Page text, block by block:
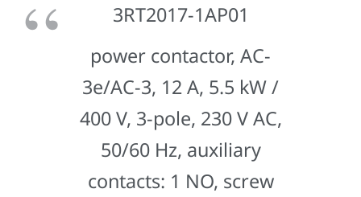
3RT2017-1AP01
power contactor, AC-
3e/AC-3, 12 A, 5.5 kW /
400 V, 3-pole, 230 V AC,
50/60 Hz, auxiliary
contacts: 1 NO, screw